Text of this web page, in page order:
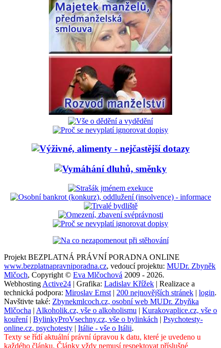
Projekt BEZPLATNÁ PRÁVNÍ PORADNA ONLINE
www.bezplatnapravniporadna.cz, vedoucí projektu: MUDr. Zbyněk
Mlčoch, Copyright © Eva Mlčochová 2009 - 2026.
Webhosting Active24 | Grafika: Ladislav Křížek | Realizace a
technická podpora: Miroslav Ernst | 200 nejnovějších stránek | login.
Navštivte také: Zbynekmlcoch.cz, osobní web MUDr. Zbyňka
Mlčocha | Alkoholik.cz, vše o alkoholismu | Kurakovaplice.cz, vše o
kouření| BylinkyProVsechny.cz, vše o bylinkách | Psychotesty-
online.cz, psychotesty | Itálie - vše o Itálii.
Texty se řídí aktuální právní úpravou k datu, které je uvedeno u
každého článku. Články vždy nemusí respektovat příslušné